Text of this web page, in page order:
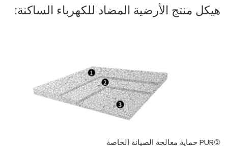
هيكل منتج الأرضية المضاد للكهرباء الساكنة:
①PUR حماية معالجة الصيانة الخاصة